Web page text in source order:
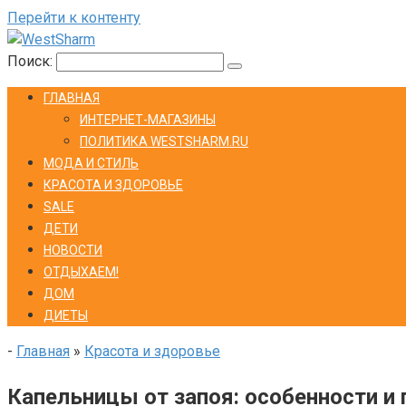
Перейти к контенту
Поиск:
ГЛАВНАЯ
ИНТЕРНЕТ-МАГАЗИНЫ
ПОЛИТИКА WESTSHARM.RU
МОДА И СТИЛЬ
КРАСОТА И ЗДОРОВЬЕ
SALE
ДЕТИ
НОВОСТИ
ОТДЫХАЕМ!
ДОМ
ДИЕТЫ
- Главная » Красота и здоровье
Капельницы от запоя: особенности